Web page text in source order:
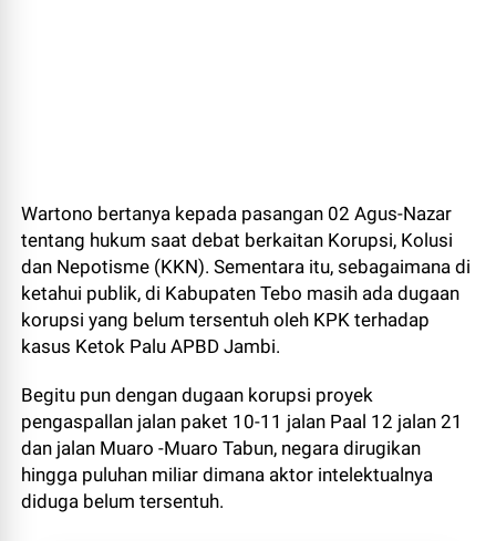
Wartono bertanya kepada pasangan 02 Agus-Nazar
tentang hukum saat debat berkaitan Korupsi, Kolusi
dan Nepotisme (KKN). Sementara itu, sebagaimana di
ketahui publik, di Kabupaten Tebo masih ada dugaan
korupsi yang belum tersentuh oleh KPK terhadap
kasus Ketok Palu APBD Jambi.
Begitu pun dengan dugaan korupsi proyek
pengaspallan jalan paket 10-11 jalan Paal 12 jalan 21
dan jalan Muaro -Muaro Tabun, negara dirugikan
hingga puluhan miliar dimana aktor intelektualnya
diduga belum tersentuh.